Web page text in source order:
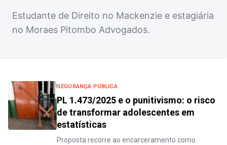
Estudante de Direito no Mackenzie e estagiária
no Moraes Pitombo Advogados.
SEGURANÇA PÚBLICA
PL 1.473/2025 e o punitivismo: o risco
de transformar adolescentes em
estatísticas
Proposta recorre ao encarceramento como